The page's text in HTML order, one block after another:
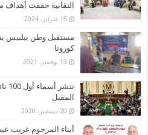
النقابية حققت أهداف
15 فبراير، 2024
مستقبل وطن ببلبيس
كورونا
13 نوفمبر، 2021
المقبل
20 ديسمبر، 2020
أبناء المرحوم غريب